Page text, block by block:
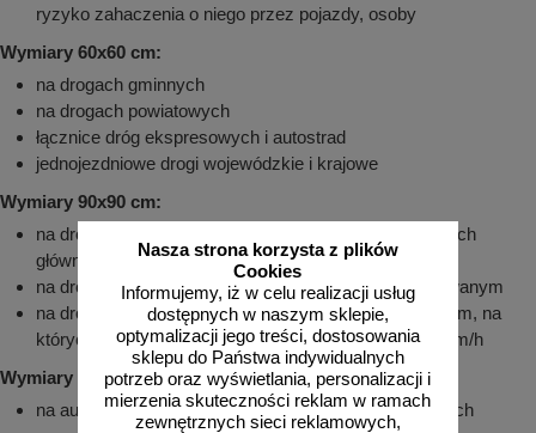
Nasza strona korzysta z plików
Cookies
Informujemy, iż w celu realizacji usług
dostępnych w naszym sklepie,
optymalizacji jego treści, dostosowania
sklepu do Państwa indywidualnych
potrzeb oraz wyświetlania, personalizacji i
mierzenia skuteczności reklam w ramach
zewnętrznych sieci reklamowych,
ryzyko zahaczenia o niego przez pojazdy, osoby
Wymiary 60x60 cm:
na drogach gminnych
na drogach powiatowych
łącznice dróg ekspresowych i autostrad
jednojezdniowe drogi wojewódzkie i krajowe
Wymiary 90x90 cm:
na drogach ekspresowych, umieszczane przy jezdniach
głównych
na drogach dwujezdniowych poza obszarem zabudowanym
na drogach dwujezdniowych w obszarze zabudowanym, na
których dopuszczalna prędkość jest większa niż 60 km/h
Wymiary 120x120 cm:
na autostradach, umieszczane przy jezdniach głównych